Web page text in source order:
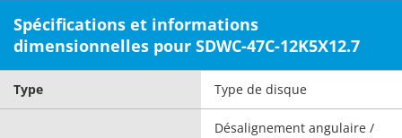
Spécifications et informations
dimensionnelles pour SDWC-47C-12K5X12.7
Type Type de disque
Désalignement angulaire /